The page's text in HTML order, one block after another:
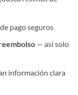
pago seguros
— así solo
información clara